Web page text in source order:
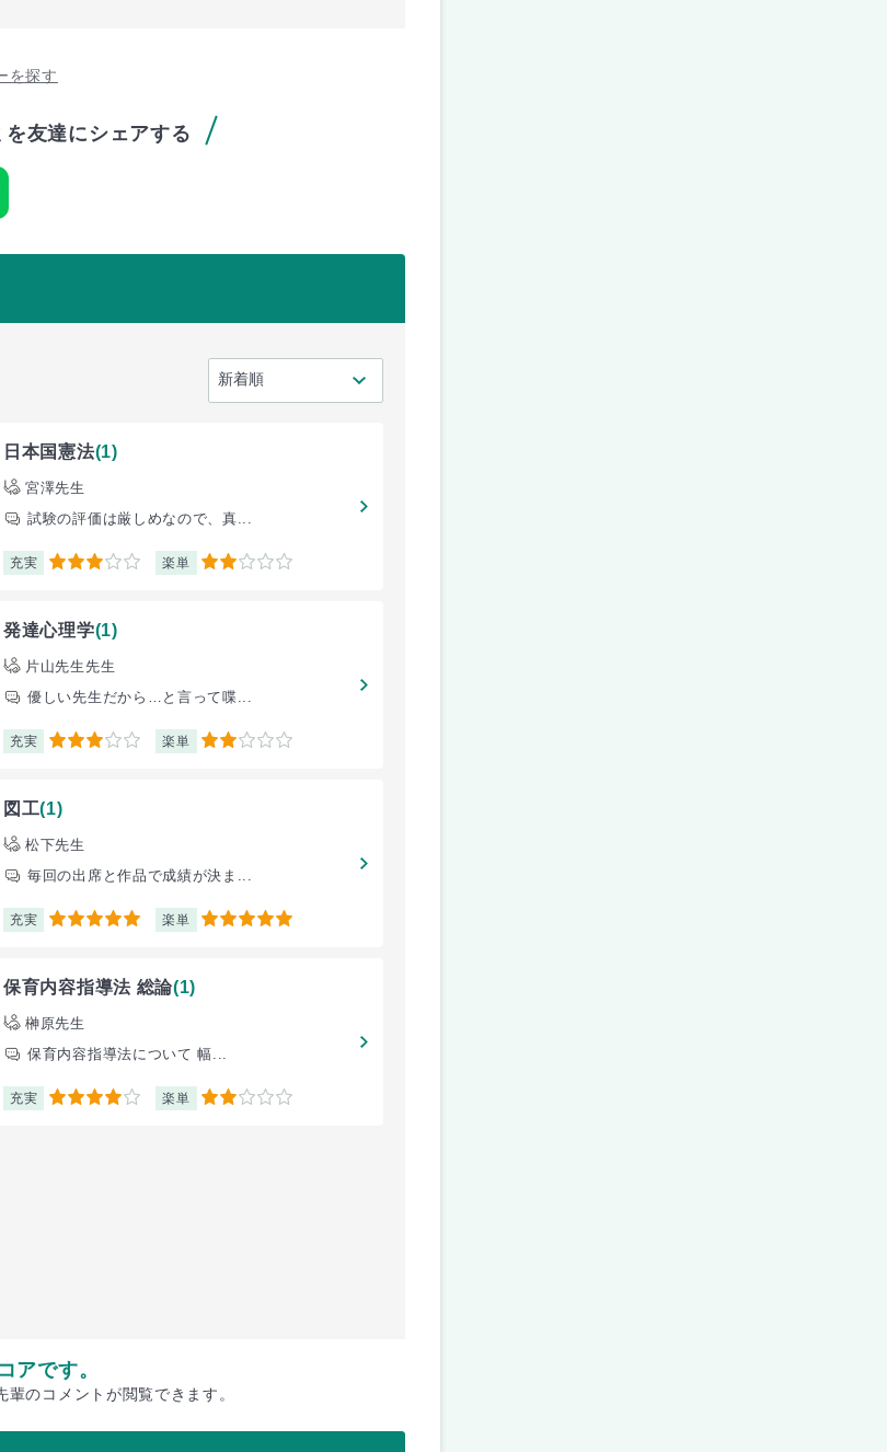
を探す
友達にシェアする
日本国憲法(1)
宮澤先生
試験の評価は厳しめなので、真...
充実 3 楽単 2
発達心理学(1)
片山先生先生
優しい先生だから…と言って喋...
充実 3 楽単 2
図工(1)
松下先生
毎回の出席と作品で成績が決ま...
充実 5 楽単 5
保育内容指導法 総論(1)
榊原先生
保育内容指導法について 幅...
充実 4 楽単 2
アです。
のコメントが閲覧できます。